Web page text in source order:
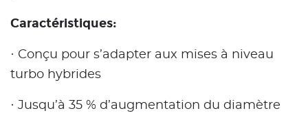
Caractéristiques:
· Conçu pour s’adapter aux mises à niveau
turbo hybrides
· Jusqu’à 35 % d’augmentation du diamètre